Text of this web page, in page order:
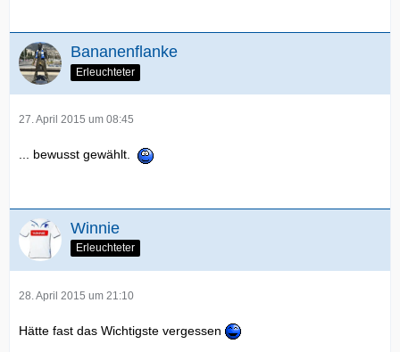
Bananenflanke
Erleuchteter
27. April 2015 um 08:45
... bewusst gewählt.
Winnie
Erleuchteter
28. April 2015 um 21:10
Hätte fast das Wichtigste vergessen